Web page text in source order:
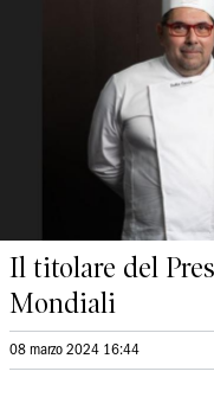
Il titolare del
Mondiali
08 marzo 2024 16:44